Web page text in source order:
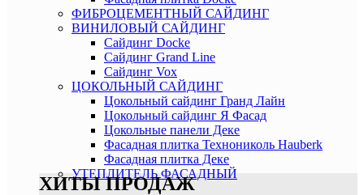
ФИБРОЦЕМЕНТНЫЙ САЙДИНГ
ВИНИЛОВЫЙ САЙДИНГ
Сайдинг Docke
Сайдинг Grand Line
Сайдинг Vox
ЦОКОЛЬНЫЙ САЙДИНГ
Цокольный сайдинг Гранд Лайн
Цокольный сайдинг Я Фасад
Цокольные панели Деке
Фасадная плитка Технониколь Hauberk
Фасадная плитка Деке
УТЕПЛИТЕЛЬ ФАСАДНЫЙ
ХИТЫ ПРОДАЖ